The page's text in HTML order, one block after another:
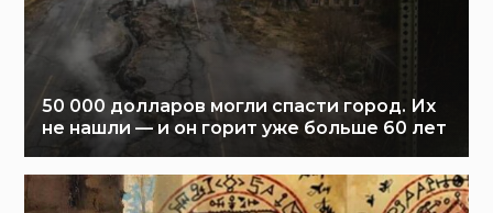
50 000 долларов могли спасти город. Их
не нашли — и он горит уже больше 60 лет